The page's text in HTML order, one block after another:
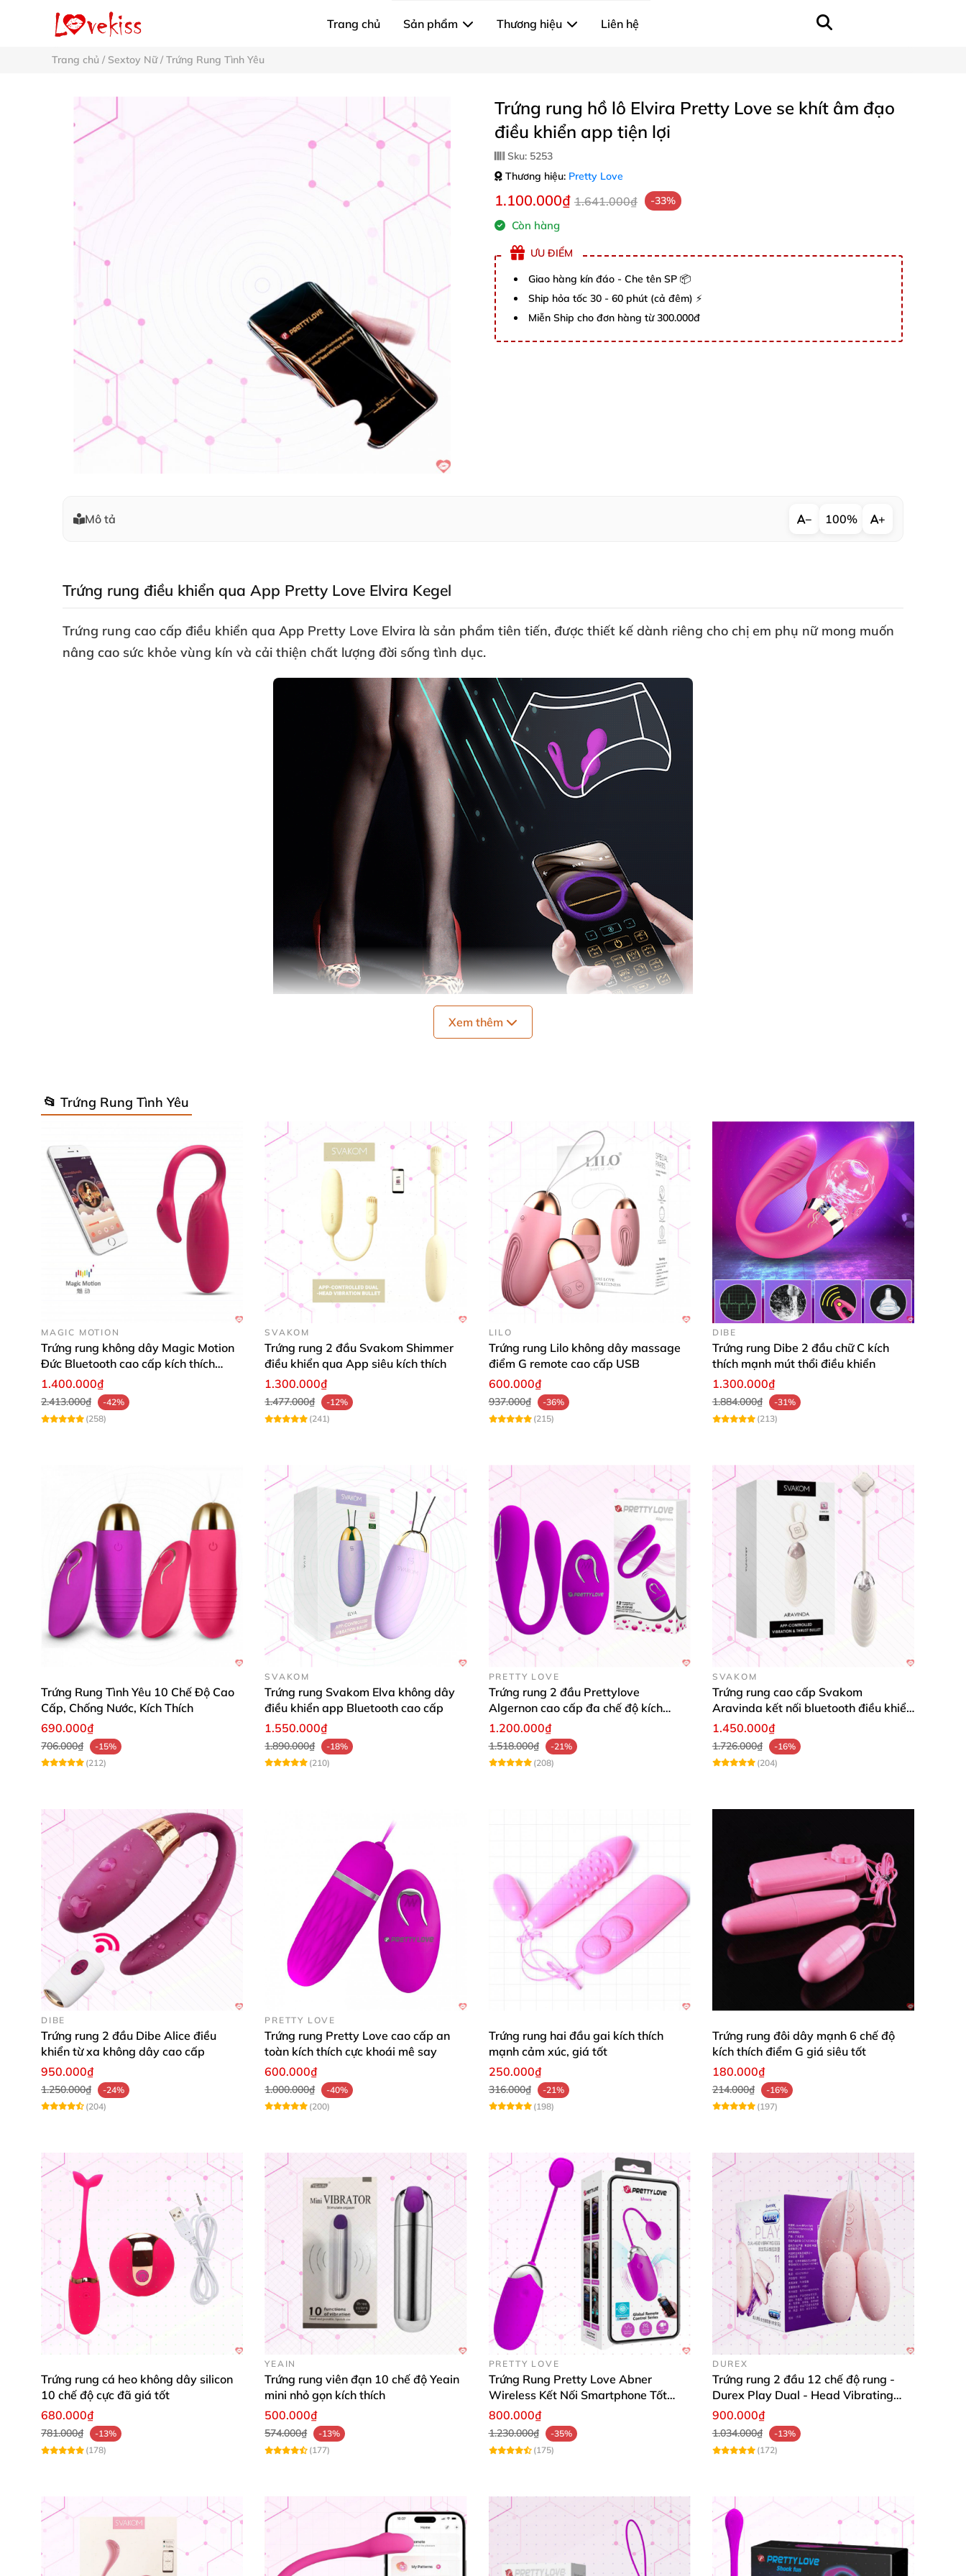
Trang chủ Sản phẩm Thương hiệu Liên hệ
Trang chủ / Sextoy Nữ/ Trứng Rung Tình Yêu
Trứng rung hồ lô Elvira Pretty Love se khít âm đạo
điều khiển app tiện lợi
Sku: 5253
Thương hiệu: Pretty Love
1.100.000₫ 1.641.000₫ -33%
Còn hàng
ƯU ĐIỂM
Giao hàng kín đáo - Che tên SP 📦
Ship hỏa tốc 30 - 60 phút (cả đêm) ⚡
Miễn Ship cho đơn hàng từ 300.000đ
Mô tả − 100% +
Trứng rung điều khiển qua App Pretty Love Elvira Kegel
Trứng rung cao cấp điều khiển qua App Pretty Love Elvira là sản phẩm tiên tiến, được thiết kế dành riêng cho chị em phụ nữ mong muốn
nâng cao sức khỏe vùng kín và cải thiện chất lượng đời sống tình dục.
sử dụng thoải máivà thú vị.
Pretty Love Elvira có thiết kế nhỏ gọn và chất liệu cao cấp chống nước
Pretty Love Elvira , vừa vặnvới cơ thể phụ nữ , toàn thân sản phẩmđược làm từ chất liệu silicon
cao cấp với bề mặt trơn mịn, dễ dàng đưa vào và tạo cảm giác thoải mái khi sử dụng trong thời gian dài
Xem thêm
📂 Trứng Rung Tình Yêu
MAGIC MOTION
Trứng rung không dây Magic Motion
Đức Bluetooth cao cấp kích thích
mạnh
1.400.000₫
2.413.000₫
-42%
(258)
SVAKOM
Trứng rung 2 đầu Svakom Shimmer
điều khiển qua App siêu kích thích
1.300.000₫
1.477.000₫
-12%
(241)
LILO
Trứng rung Lilo không dây massage
điểm G remote cao cấp USB
600.000₫
937.000₫
-36%
(215)
DIBE
Trứng rung Dibe 2 đầu chữ C kích
thích mạnh mút thổi điều khiển
1.300.000₫
1.884.000₫
-31%
(213)
Trứng Rung Tình Yêu 10 Chế Độ Cao
Cấp, Chống Nước, Kích Thích
690.000₫
706.000₫
-15%
(212)
SVAKOM
Trứng rung Svakom Elva không dây
điều khiển app Bluetooth cao cấp
1.550.000₫
1.890.000₫
-18%
(210)
PRETTY LOVE
Trứng rung 2 đầu Prettylove
Algernon cao cấp đa chế độ kích
thích
1.200.000₫
1.518.000₫
-21%
(208)
SVAKOM
Trứng rung cao cấp Svakom
Aravinda kết nối bluetooth điều khiển
qua app
1.450.000₫
1.726.000₫
-16%
(204)
DIBE
Trứng rung 2 đầu Dibe Alice điều
khiển từ xa không dây cao cấp
950.000₫
1.250.000₫
-24%
(204)
PRETTY LOVE
Trứng rung Pretty Love cao cấp an
toàn kích thích cực khoái mê say
600.000₫
1.000.000₫
-40%
(200)
Trứng rung hai đầu gai kích thích
mạnh cảm xúc, giá tốt
250.000₫
316.000₫
-21%
(198)
Trứng rung đôi dây mạnh 6 chế độ
kích thích điểm G giá siêu tốt
180.000₫
214.000₫
-16%
(197)
Trứng rung cá heo không dây silicon
10 chế độ cực đã giá tốt
680.000₫
781.000₫
-13%
(178)
YEAIN
Trứng rung viên đạn 10 chế độ Yeain
mini nhỏ gọn kích thích
500.000₫
574.000₫
-13%
(177)
PRETTY LOVE
Trứng Rung Pretty Love Abner
Wireless Kết Nối Smartphone Tốt
Nhất
800.000₫
1.230.000₫
-35%
(175)
DUREX
Trứng rung 2 đầu 12 chế độ rung -
Durex Play Dual - Head Vibrating
Egg 11
900.000₫
1.034.000₫
-13%
(172)